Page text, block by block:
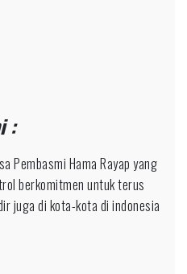
:
Pembasmi Hama Rayap yang
berkomitmen untuk terus
juga di kota-kota di indonesia